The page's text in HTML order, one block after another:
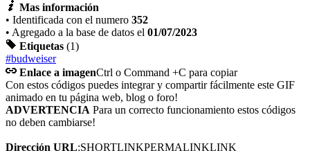
Mas información
• Identificada con el numero 352
• Agregado a la base de datos el 01/07/2023
Etiquetas (1)
#budweiser
Enlace a imagenCtrl o Command +C para copiar
Con estos códigos puedes integrar y compartir fácilmente este GIF
animado en tu página web, blog o foro!
ADVERTENCIA Para un correcto funcionamiento estos códigos
no deben cambiarse!
Dirección URL:SHORTLINKPERMALINKLINK